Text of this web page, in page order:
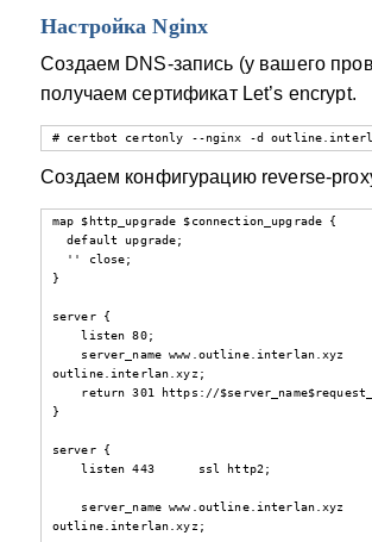
Настройка Nginx
Создаем DNS-запись (у вашего
получаем сертификат Let’s encrypt.
# certbot certonly --nginx -d
Создаем конфигурацию reverse-
map $http_upgrade $connection_upgrade {
  default upgrade;
}
server {
    listen 80;
outline.interlan.xyz;
}
server {
    listen 443      ssl http2;
outline.interlan.xyz;